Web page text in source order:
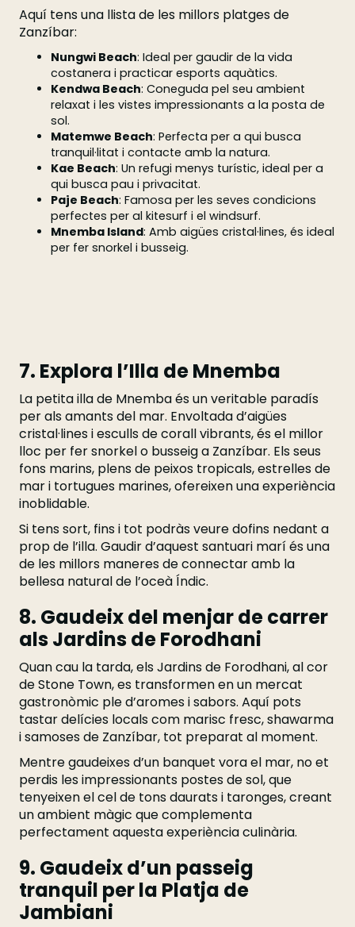
Aquí tens una llista de les millors platges de
Zanzíbar:
Nungwi Beach: Ideal per gaudir de la vida
costanera i practicar esports aquàtics.
Kendwa Beach: Coneguda pel seu ambient
relaxat i les vistes impressionants a la posta de
sol.
Matemwe Beach: Perfecta per a qui busca
tranquil·litat i contacte amb la natura.
Kae Beach: Un refugi menys turístic, ideal per a
qui busca pau i privacitat.
Paje Beach: Famosa per les seves condicions
perfectes per al kitesurf i el windsurf.
Mnemba Island: Amb aigües cristal·lines, és ideal
per fer snorkel i busseig.
7. Explora l’Illa de Mnemba
La petita illa de Mnemba és un veritable paradís
per als amants del mar. Envoltada d’aigües
cristal·lines i esculls de corall vibrants, és el millor
lloc per fer snorkel o busseig a Zanzíbar. Els seus
fons marins, plens de peixos tropicals, estrelles de
mar i tortugues marines, ofereixen una experiència
inoblidable.
Si tens sort, fins i tot podràs veure dofins nedant a
prop de l’illa. Gaudir d’aquest santuari marí és una
de les millors maneres de connectar amb la
bellesa natural de l’oceà Índic.
8. Gaudeix del menjar de carrer
als Jardins de Forodhani
Quan cau la tarda, els Jardins de Forodhani, al cor
de Stone Town, es transformen en un mercat
gastronòmic ple d’aromes i sabors. Aquí pots
tastar delícies locals com marisc fresc, shawarma
i samoses de Zanzíbar, tot preparat al moment.
Mentre gaudeixes d’un banquet vora el mar, no et
perdis les impressionants postes de sol, que
tenyeixen el cel de tons daurats i taronges, creant
un ambient màgic que complementa
perfectament aquesta experiència culinària.
9. Gaudeix d’un passeig
tranquil per la Platja de
Jambiani